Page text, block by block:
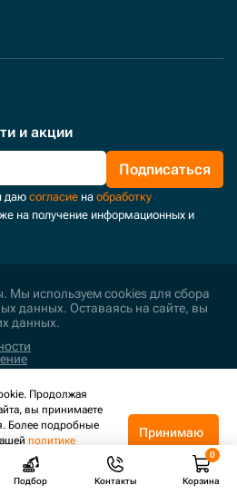
и акции
Подписаться
даю согласие на обработку
на получение информационных и
Мы используем cookies для сбора
данных. Оставаясь на сайте, вы
данных.
данных
Подбор Контакты Корзина
Продолжая
вы принимаете
Более подробные
политике
.
Принимаю